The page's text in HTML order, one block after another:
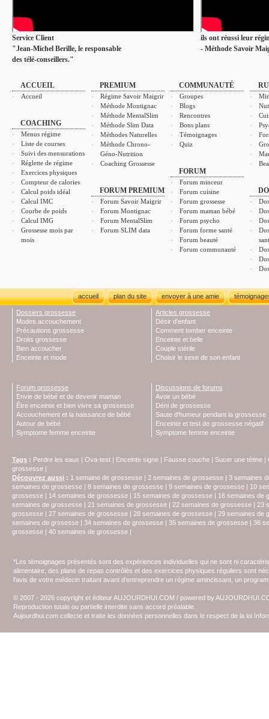
Service Client
"Jean-Michel Berille, le responsable
des télé-conseillers."
ils ont réussi leur
- Méthode Savoir
ACCUEIL
Accueil
COACHING
Menus régime
Liste de courses
Suivi des mensurations
Réglette de régime
Exercices physiques
Compteur de calories
Calcul poids idéal
Calcul IMC
Courbe de poids
Calcul IMG
Grossesse mois par
mois
PREMIUM
Régime Savoir Maigrir
Méthode Montignac
Méthode MentalSlim
Méthode Slim Data
Méthodes Naturelles
Méthode Chrono-
Géno-Nutrition
Coaching Grossesse
FORUM PREMIUM
Forum Savoir Maigrir
Forum Montignac
Forum MentalSlim
Forum SLIM data
COMMUNAUTÉ
Groupes
Blogs
Rencontres
Bons plans
Témoignages
Quiz
FORUM
Forum minceur
Forum cuisine
Forum grossesse
Forum maman bébé
Forum psycho
Forum forme santé
Forum beauté
Forum communauté
accueil plan du site envoyer à une amie
Dossiers grossesse
Modes accouchement
Précautions grossesse
Droits grossesse
Bien accoucher
Enceinte et mode
Articles grossesse
Désir d'enfant
Comment tomber enceinte
Enceinte et belle
Couple stérile
Choisir le sexe de son enfant
Forum grossesse
Envie de bébé et de devenir maman
Être enceinte et bien vivre sa grossesse
Accouchement et la naissance de bébé
Autour de bébé
Symptome femme enceinte
Discussions de forums
Avoir un bébé
Déni de grossesse
Saute d'humeur pendant la grossesse
Enceinte et test de grossesse négatif
Symptome femme enceinte
Tags : Perdre les eaux | Ova-test | Enceinte signe | Fausse couche | Sucer une tétine |
grossesse |
Découvrez aussi : 1 semaine de grossesse | 2 semaines de grossesse | 3 semaines
semaines de grossesse | 8 semaines de grossesse | 9 semaines de grossesse | 10
grossesse | 14 semaines de grossesse | 15 semaines de grossesse | 16 semaines de
semaines de grossesse | 21 semaines de grossesse | 22 semaines de grossesse | 23
grossesse | 27 semaines de grossesse | 28 semaines de grossesse | 29 semaines de
semaines de grssesse | 34 semaines de grossesse | 35 semaines de grossesse | 36
grossesse | 40 semaines de grossesse |
*Les témoignages présentés sont des expériences individuelles qui ne sont ni
alimentaire, des plans de repas contrôlés et des exercices physiques réguliers sont
l'avis de votre médecin traitant avant d'entreprendre un régime amincissant, un
© 2007 - 2026 copyright et éditeur AUJOURDHUI.COM / powered by
Reproduction totale ou partielle interdite sans accord préalable.
Aujourdhui.com collecte et traite les données personnelles dans le respect de la loi